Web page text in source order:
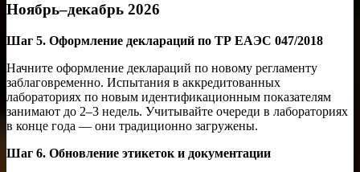
Ноябрь–декабрь 2026
Шаг 5. Оформление деклараций по ТР ЕАЭС 047/2018
Начните оформление деклараций по новому регламенту
заблаговременно. Испытания в аккредитованных
лабораториях по новым идентификационным показателям
занимают до 2–3 недель. Учитывайте очереди в лабораториях
в конце года — они традиционно загружены.
Шаг 6. Обновление этикеток и документации